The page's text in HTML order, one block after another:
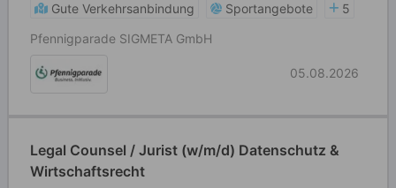
Gute Verkehrsanbindung
Sportangebote
5
Pfennigparade SIGMETA GmbH
05.08.2026
Legal Counsel / Jurist (w/m/d) Datenschutz &
Wirtschaftsrecht